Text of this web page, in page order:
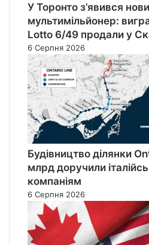
У Торонто з’явився
мультимільйонер:
Lotto 6/49 продали у
6 Серпня 2026
Будівництво ділянки
млрд доручили
компаніям
6 Серпня 2026